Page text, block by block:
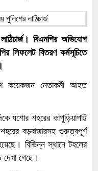
বিএনপির অভিযোগ
লিফলেট বিতরণ কর্মসূচিতে
কয়েকজন নেতাকর্মী আহত
যশোর শহরের কাপুড়িয়াপট্টি
বড়বাজারসহ গুরুত্বপূর্ণ
বিভিন্ন স্থানে টহলের
দেখা গেছে।